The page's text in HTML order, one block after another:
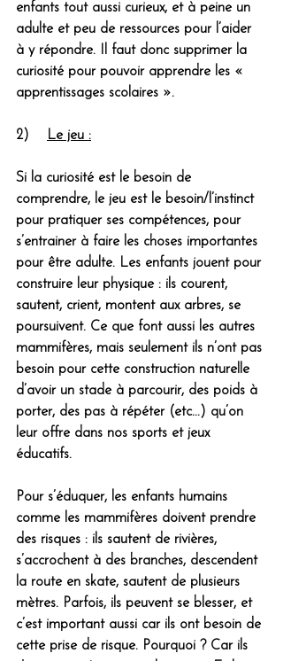
enfants tout aussi curieux, et à peine un
adulte et peu de ressources pour l’aider
à y répondre. Il faut donc supprimer la
curiosité pour pouvoir apprendre les «
apprentissages scolaires ».
2) Le jeu :
Si la curiosité est le besoin de
comprendre, le jeu est le besoin/l’instinct
pour pratiquer ses compétences, pour
s’entrainer à faire les choses importantes
pour être adulte. Les enfants jouent pour
construire leur physique : ils courent,
sautent, crient, montent aux arbres, se
poursuivent. Ce que font aussi les autres
mammifères, mais seulement ils n’ont pas
besoin pour cette construction naturelle
d’avoir un stade à parcourir, des poids à
porter, des pas à répéter (etc...) qu’on
leur offre dans nos sports et jeux
éducatifs.
Pour s’éduquer, les enfants humains
comme les mammifères doivent prendre
des risques : ils sautent de rivières,
s’accrochent à des branches, descendent
la route en skate, sautent de plusieurs
mètres. Parfois, ils peuvent se blesser, et
c’est important aussi car ils ont besoin de
cette prise de risque. Pourquoi ? Car ils